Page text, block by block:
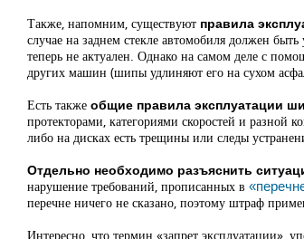
Также, напомним, существуют правила
случае на заднем стекле автомобиля должен
теперь не актуален. Однако на самом деле с
других машин (шипы удлиняют его на сухом
Есть также общие правила эксплуатации
протекторами, категориями скоростей и разной
либо на дисках есть трещины или следы
Отдельно необходимо разъяснить
нарушение требований, прописанных в
перечне ничего не сказано, поэтому штраф
Интересно, что термин «запрет эксплуатации»,